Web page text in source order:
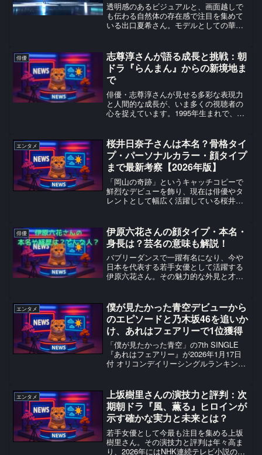
透明感のあるビジュアルと、画面越しで
も伝わる自然体の存在感で注目を集めて
いる出口夏希さん。モデルとしての華や
います。この記事では、出口夏希さんの
演技力を中心に、身長、性...
俳優
志尊淳さんが語る成長と挑戦：朝
ドラ『らんまん』からの新境地ま
で
俳優・志尊淳さんが見せる多彩な表現力
と人間的な成長が、いま多くの視聴者の
心を捉えています。1995年生まれで、東
重ね、日本の若手実力派俳優として確固
たる地位を築いていま...
エンタメ
桜井日奈子さんは本名？骨格タイ
プ・パーソナルカラー・顔タイプ
まで最新考察【2026年版】
「岡山の奇跡」というキャッチコピーで
鮮烈なデビューを飾り、現在は俳優やタ
レントとして幅広く活躍している桜井日
らないキャラクターで多くのファンを魅
了しています。その一方...
俳優
伊原六花さんの顔タイプ・本名・
身長は？芸名の意味も解説！
バブリーダンスで一躍有名になり、今や
日本を代表する若手女優として活躍する
伊原六花さん。その魅力的な外見と才能
今回は、伊原六花さんの顔タイプから本
名、身長まで、ファンなら...
エンタメ
僕が見たかった青空デビューから
のエピソードと乃木坂46を追いか
け、あれはフェアリーで1位獲得
「僕が見たかった青空」の7th SINGLE
『あれはフェアリー』が2026年1月17日
付 オリコンデイリーシングルランキング
たちの軌跡を知るファンなら、きっと胸
が熱...
エンタメ
上坂樹里さんの演技力と評判：次
期朝ドラ『風、薫る』ヒロインが
示す確かな実力と未来とは？
若手女優として今最も注目を集める上坂
樹里さん。その演技力と評判は年々高ま
り、2026年にはNHK連続テレビ小説のW